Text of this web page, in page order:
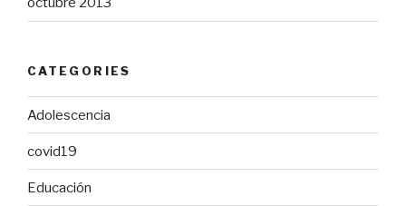
CATEGORIES
Adolescencia
covid19
Educación